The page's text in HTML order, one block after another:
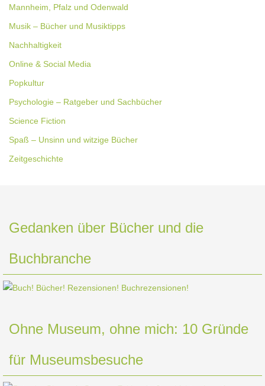
Mannheim, Pfalz und Odenwald
Musik – Bücher und Musiktipps
Nachhaltigkeit
Online & Social Media
Popkultur
Psychologie – Ratgeber und Sachbücher
Science Fiction
Spaß – Unsinn und witzige Bücher
Zeitgeschichte
Gedanken über Bücher und die
Buchbranche
Ohne Museum, ohne mich: 10 Gründe
für Museumsbesuche